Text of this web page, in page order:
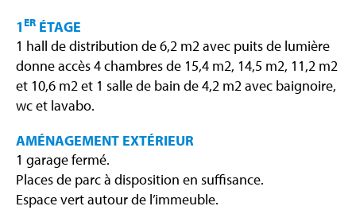
1 ER ÉTAGE
1 hall de distribution de 6,2 m2 avec puits de lumière
donne accès 4 chambres de 15,4 m2, 14,5 m2, 11,2 m2
et 10,6 m2 et 1 salle de bain de 4,2 m2 avec baignoire,
wc et lavabo.
AMÉNAGEMENT EXTÉRIEUR
1 garage fermé.
Places de parc à disposition en suffisance.
Espace vert autour de l’immeuble.